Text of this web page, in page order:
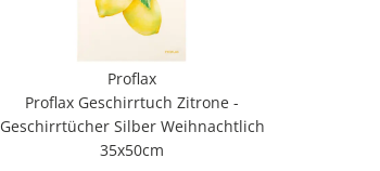
Proflax
Proflax Geschirrtuch Zitrone -
Geschirrtücher Silber Weihnachtlich
35x50cm